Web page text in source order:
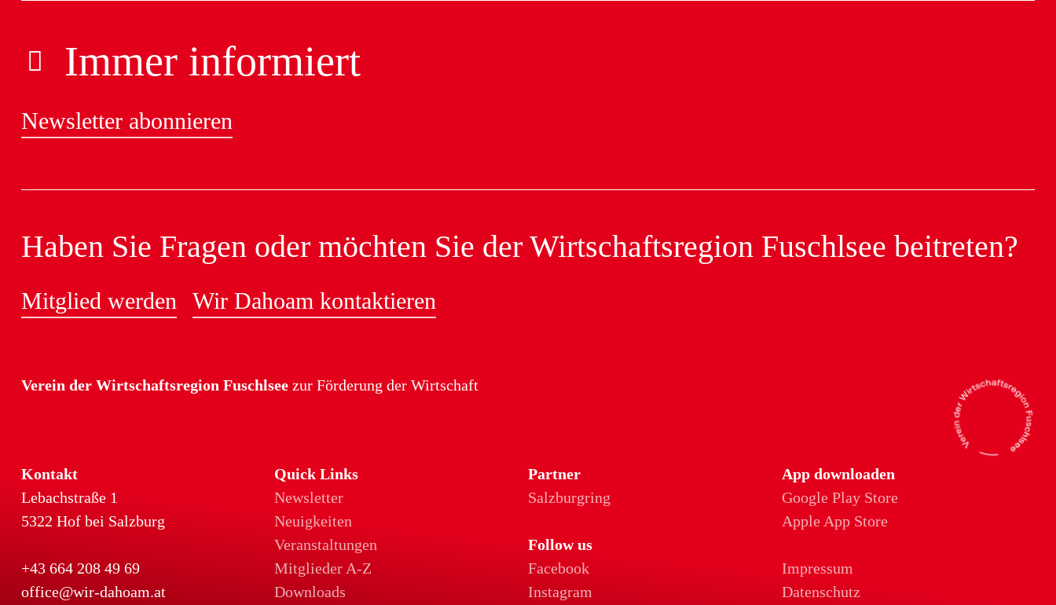
Immer informiert
Newsletter abonnieren
Haben Sie Fragen oder möchten Sie der Wirtschaftsregion Fuschlsee beitreten?
Mitglied werden Wir Dahoam kontaktieren
Verein der Wirtschaftsregion Fuschlseezur Förderung der Wirtschaft
Kontakt
Lebachstraße 1
5322 Hof bei Salzburg
+43 664 208 49 69
office@wir-dahoam.at
Quick Links
Newsletter
Neuigkeiten
Veranstaltungen
Mitglieder A-Z
Downloads
Partner
Salzburgring
Follow us
Facebook
Instagram
App downloaden
Google Play Store
Apple App Store
Impressum
Datenschutz